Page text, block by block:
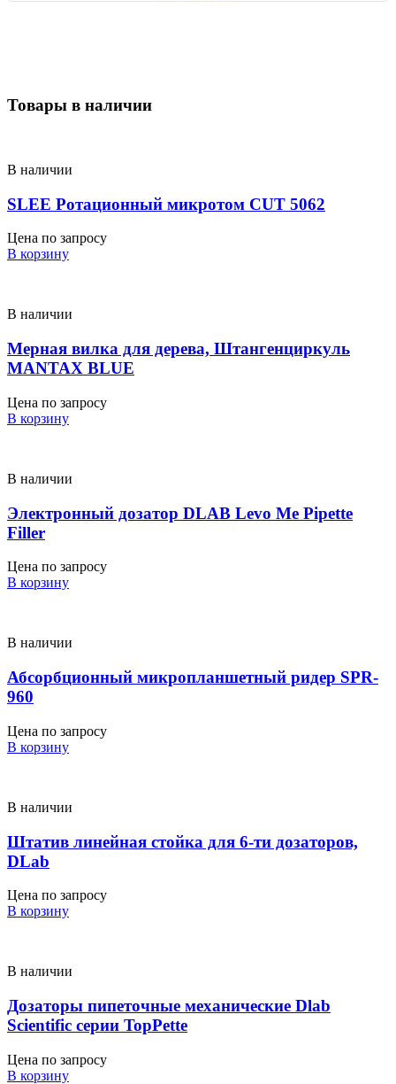
Товары в наличии
В наличии
SLEE Ротационный микротом CUT 5062
Цена по запросу
В корзину
В наличии
Мерная вилка для дерева, Штангенциркуль
MANTAX BLUE
Цена по запросу
В корзину
В наличии
Электронный дозатор DLAB Levo Me Pipette
Filler
Цена по запросу
В корзину
В наличии
Абсорбционный микропланшетный ридер SPR-
960
Цена по запросу
В корзину
В наличии
Штатив линейная стойка для 6-ти дозаторов,
DLab
Цена по запросу
В корзину
В наличии
Дозаторы пипеточные механические Dlab
Scientific серии TopPette
Цена по запросу
В корзину